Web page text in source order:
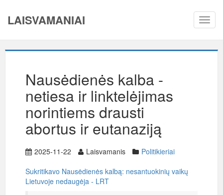
LAISVAMANIAI
Nausėdienės kalba -
netiesa ir linktelėjimas
norintiems drausti
abortus ir eutanaziją
2025-11-22 Laisvamanis
Politikieriai
Sukritikavo Nausėdienės kalbą: nesantuokinių vaikų
Lietuvoje nedaugėja - LRT